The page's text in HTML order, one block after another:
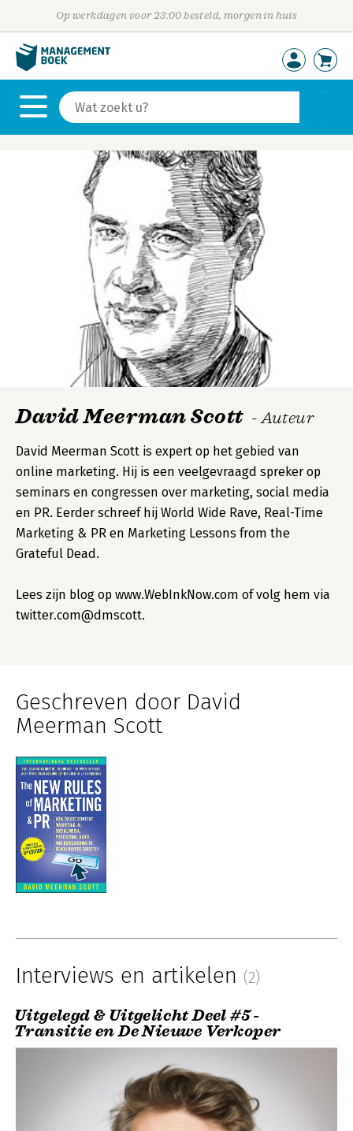
Op werkdagen voor 23:00 besteld, morgen in huis
David Meerman Scott - Auteur
David Meerman Scott is expert op het gebied van
online marketing. Hij is een veelgevraagd spreker op
seminars en congressen over marketing, social media
en PR. Eerder schreef hij World Wide Rave, Real-Time
Marketing & PR en Marketing Lessons from the
Grateful Dead.
Lees zijn blog op www.WebInkNow.com of volg hem via
twitter.com@dmscott.
Geschreven door David
Meerman Scott
Interviews en artikelen (2)
Uitgelegd & Uitgelicht Deel #5 -
Transitie en De Nieuwe Verkoper